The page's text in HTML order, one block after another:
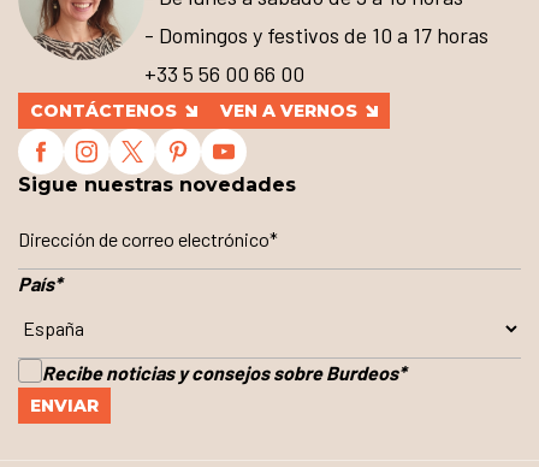
- Domingos y festivos de 10 a 17 horas
+33 5 56 00 66 00
CONTÁCTENOS VEN A VERNOS
Sigue nuestras novedades
País*
Recibe noticias y consejos sobre Burdeos*